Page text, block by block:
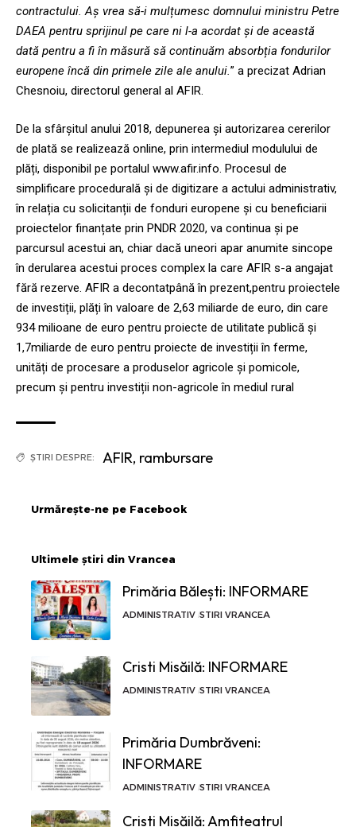
contractului. Aș vrea să-i mulțumesc domnului ministru Petre
DAEA pentru sprijinul pe care ni l-a acordat și de această
dată pentru a fi în măsură să continuăm absorbția fondurilor
europene încă din primele zile ale anului.” a precizat Adrian
Chesnoiu, directorul general al AFIR.
De la sfârșitul anului 2018, depunerea și autorizarea cererilor
de plată se realizează online, prin intermediul modulului de
plăți, disponibil pe portalul www.afir.info. Procesul de
simplificare procedurală și de digitizare a actului administrativ,
în relația cu solicitanții de fonduri europene și cu beneficiarii
proiectelor finanțate prin PNDR 2020, va continua și pe
parcursul acestui an, chiar dacă uneori apar anumite sincope
în derularea acestui proces complex la care AFIR s-a angajat
fără rezerve. AFIR a decontatpână în prezent,pentru proiectele
de investiții, plăți în valoare de 2,63 miliarde de euro, din care
934 milioane de euro pentru proiecte de utilitate publică și
1,7miliarde de euro pentru proiecte de investiții în ferme,
unități de procesare a produselor agricole și pomicole,
precum și pentru investiții non-agricole în mediul rural
ȘTIRI DESPRE: AFIR, rambursare
Urmărește-ne pe Facebook
Ultimele știri din Vrancea
Primăria Bălești: INFORMARE
ADMINISTRATIV STIRI VRANCEA
Cristi Misăilă: INFORMARE
ADMINISTRATIV STIRI VRANCEA
Primăria Dumbrăveni:
INFORMARE
ADMINISTRATIV STIRI VRANCEA
Cristi Misăilă: Amfiteatrul